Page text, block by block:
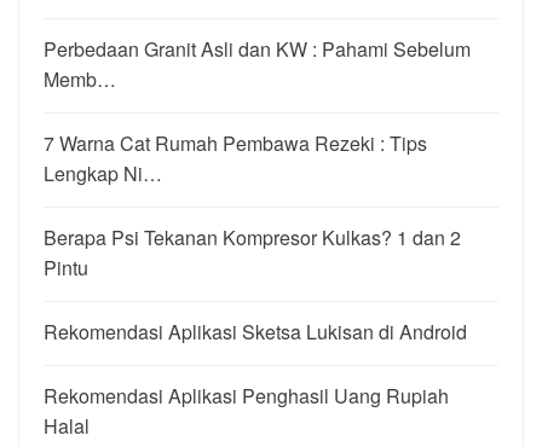
Perbedaan Granit Asli dan KW : Pahami Sebelum
Memb…
7 Warna Cat Rumah Pembawa Rezeki : Tips
Lengkap Ni…
Berapa Psi Tekanan Kompresor Kulkas? 1 dan 2
Pintu
Rekomendasi Aplikasi Sketsa Lukisan di Android
Rekomendasi Aplikasi Penghasil Uang Rupiah
Halal